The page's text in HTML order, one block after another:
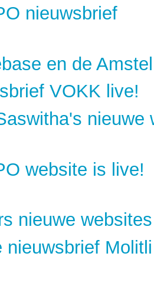
nieuwsbrief
en de
VOKK live!
nieuwe
website is live!
nieuwe websites
nieuwsbrief Molitli